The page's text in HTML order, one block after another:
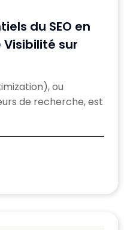
du SEO en
Visibilité sur
ou
de recherche, est